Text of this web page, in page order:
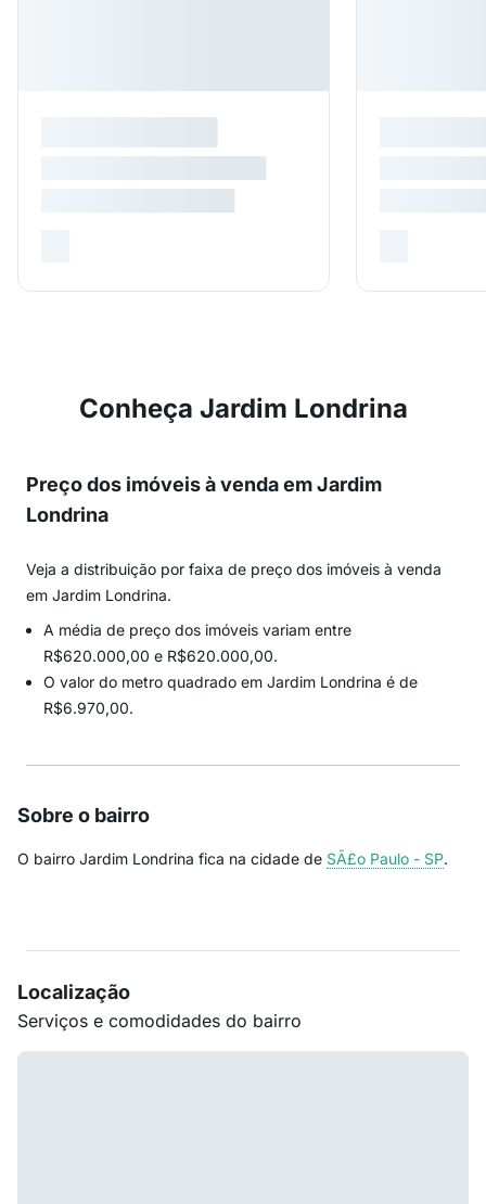
Conheça Jardim Londrina
Preço dos imóveis à venda em Jardim
Londrina
Veja a distribuição por faixa de preço dos imóveis à venda
em Jardim Londrina.
A média de preço dos imóveis variam entre
R$620.000,00 e R$620.000,00.
O valor do metro quadrado em Jardim Londrina é de
R$6.970,00.
Sobre o bairro
O bairro Jardim Londrina fica na cidade de SÃ£o Paulo - SP.
Localização
Serviços e comodidades do bairro